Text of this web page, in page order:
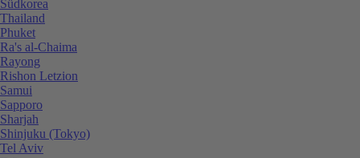
Südkorea
Thailand
Phuket
Ra's al-Chaima
Rayong
Rishon Letzion
Samui
Sapporo
Sharjah
Shinjuku (Tokyo)
Tel Aviv